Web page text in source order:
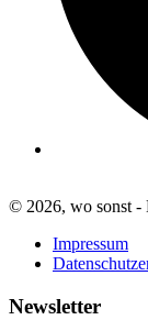
© 2026, wo sonst -
Impressum
Newsletter